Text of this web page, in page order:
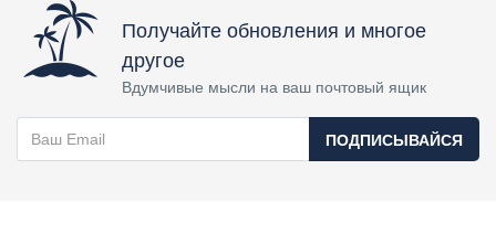
Получайте обновления и многое
другое
Вдумчивые мысли на ваш почтовый ящик
ПОДПИСЫВАЙСЯ